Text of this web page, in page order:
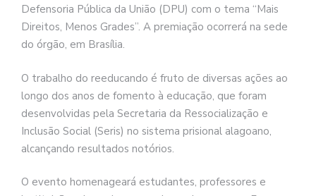
Defensoria Pública da União (DPU) com o tema “Mais
Direitos, Menos Grades”. A premiação ocorrerá na sede
do órgão, em Brasília.
O trabalho do reeducando é fruto de diversas ações ao
longo dos anos de fomento à educação, que foram
desenvolvidas pela Secretaria da Ressocialização e
Inclusão Social (Seris) no sistema prisional alagoano,
alcançando resultados notórios.
O evento homenageará estudantes, professores e